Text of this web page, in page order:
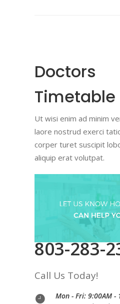
Doctors
Timetable
Ut wisi enim ad minim
laore nostrud exerci
corper turet suscipit
aliquip erat volutpat.
803-283-
Call Us Today!
Mon - Fri: 9:00AM -